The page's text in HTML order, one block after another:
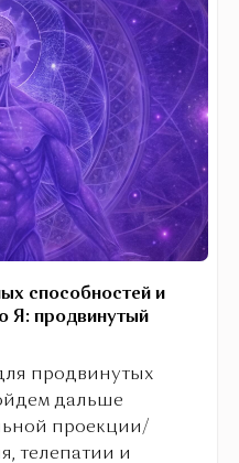
способностей и
Я: продвинутый
продвинутых
дальше
проекции/
телепатии и